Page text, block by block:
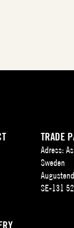
TRADE
Adress:
Sweden
SE-131